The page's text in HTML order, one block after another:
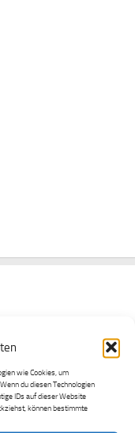
wie Cookies, um
du diesen Technologien
IDs auf dieser Website
können bestimmte